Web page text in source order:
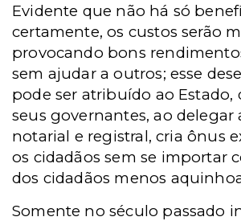
Evidente que não há só
certamente, os custos serão
provocando bons
sem ajudar a outros; esse
pode ser atribuído ao Estado,
seus governantes, ao delegar
notarial e registral, cria ônus
os cidadãos sem se importar
dos cidadãos menos
Somente no século passado